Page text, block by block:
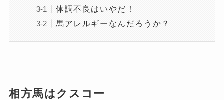
体調不良はいやだ！
馬アレルギーなんだろうか？
相方馬はクスコー